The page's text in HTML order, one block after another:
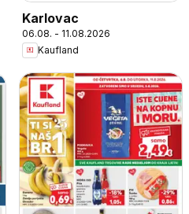
Karlovac
06.08. - 11.08.2026
Kaufland